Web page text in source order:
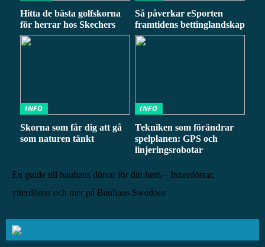
Hitta de bästa golfskorna
för herrar hos Skechers
Så påverkar eSporten
framtidens bettinglandskap
INFO
Skorna som får dig att gå
som naturen tänkt
INFO
Tekniken som förändrar
spelplanen: GPS och
linjeringsrobotar
En guide till bauhaus dörrar för ditt hem – Innerdörrar,
ytterdörrar och mer på Bauhaus Swedoor